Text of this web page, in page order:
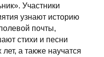
Участники
узнают историю
почты,
стихи и песни
а также научатся